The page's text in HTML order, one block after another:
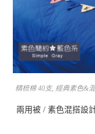
精梳棉 40支, 經典素色&
兩用被 / 素色混搭設